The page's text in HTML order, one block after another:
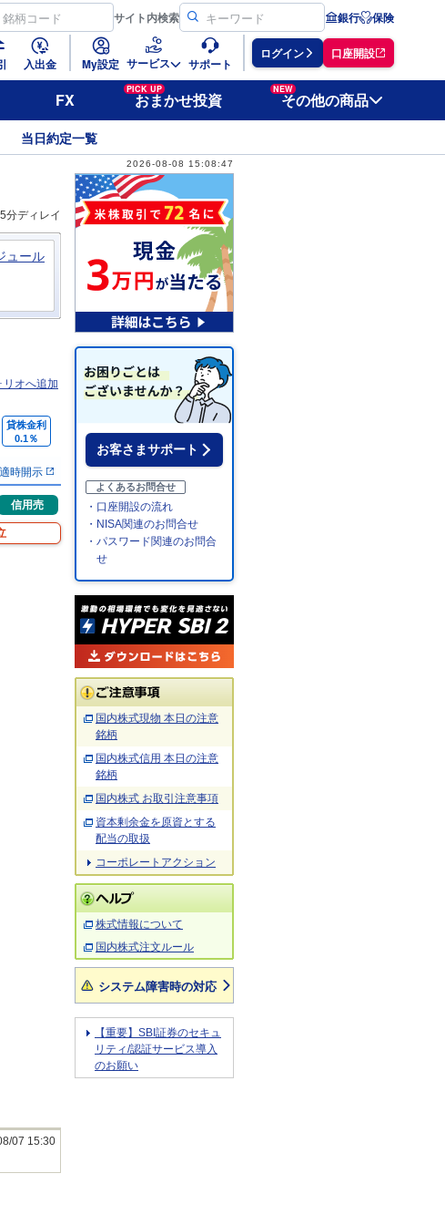
サイト内検索 銀行 保険
入出金 My設定 サービス サポート
ログイン 口座開設
FX
PICK UP
おまかせ投資
NEW
その他の商品
当日約定一覧
2026-08-08 15:08:47
分ディレイ
ュール
リオへ追加
貸株金利
0.1％
適時開示
信用売
07 15:30
お客さまサポート
よくあるお問合せ
・口座開設の流れ
・NISA関連のお問合せ
・パスワード関連のお問合
せ
国内株式現物 本日の注意
銘柄
国内株式信用 本日の注意
銘柄
国内株式 お取引注意事項
資本剰余金を原資とする
配当の取扱
コーポレートアクション
株式情報について
国内株式注文ルール
システム障害時の対応
【重要】SBI証券のセキュ
リティ/認証サービス導入
のお願い